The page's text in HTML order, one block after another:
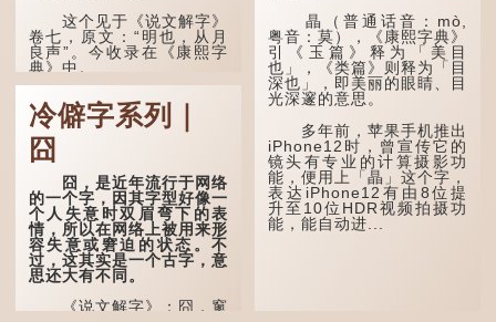
这个见于《说文解字》
卷七，原文：“明也，从月
良声”。今收录在《康熙字
典》中。
这个字，用法颇多。
“朤朤干坤，舍我其
谁。”干坤是《周易》中的
两个卦名，这里指天地、宇
宙等，形容政治清明，天下
太平！
“天空朤朤，任鸟儿高
飞。”也是指天清气明，鸟
儿可高飞。
“朤朤脆脆”就是形容办
事爽快干脆。我...
冷僻字系列｜
囧
囧，是近年流行于网络
的一个字，因其字型好像一
个人失意时双眉弯下的表
情，所以在网络上被用来形
容失意或窘迫的状态。不
过，这其实是一个古字，意
思还大有不同。
《说文解字》：囧，窻
瞐（普通话音：mò,
粤音：莫），《康熙字典》
引《玉篇》释为「美目
也」，《类篇》则释为「目
深也」，即美丽的眼睛、目
光深邃的意思。
多年前，苹果手机推出
iPhone12时，曾宣传它的
镜头有专业的计算摄影功
能，便用上「瞐」这个字，
表达iPhone12有由8位提
升至10位HDR视频拍摄功
能，能自动进...